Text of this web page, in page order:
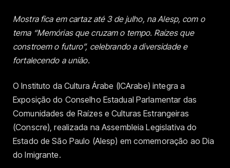
Mostra fica em cartaz até 3 de julho, na Alesp, com o
tema “Memórias que cruzam o tempo. Raízes que
constroem o futuro”, celebrando a diversidade e
fortalecendo a união.
O Instituto da Cultura Árabe (ICArabe) integra a
Exposição do Conselho Estadual Parlamentar das
Comunidades de Raízes e Culturas Estrangeiras
(Conscre), realizada na Assembleia Legislativa do
Estado de São Paulo (Alesp) em comemoração ao Dia
do Imigrante.